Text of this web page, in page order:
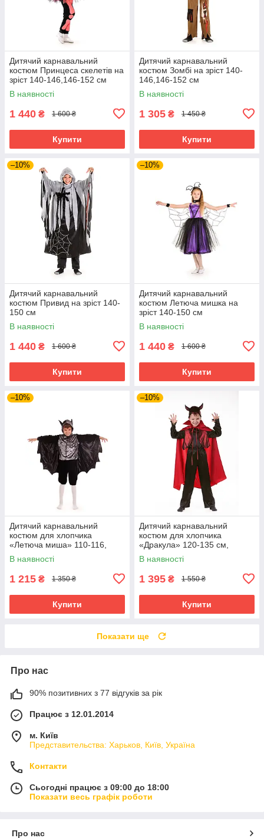
Дитячий карнавальний
костюм Принцеса скелетів на
зріст 140-146,146-152 см
В наявності
1 440 ₴ 1 600 ₴
Купити
Дитячий карнавальний
костюм Зомбі на зріст 140-
146,146-152 см
В наявності
1 305 ₴ 1 450 ₴
Купити
–10%
Дитячий карнавальний
костюм Привид на зріст 140-
150 см
В наявності
1 440 ₴ 1 600 ₴
Купити
–10%
Дитячий карнавальний
костюм Летюча мишка на
зріст 140-150 см
В наявності
1 440 ₴ 1 600 ₴
Купити
–10%
Дитячий карнавальний
костюм для хлопчика
«Летюча миша» 110-116,
116-122 см, чорний
В наявності
1 215 ₴ 1 350 ₴
Купити
–10%
Дитячий карнавальний
костюм для хлопчика
«Дракула» 120-135 см,
чорно-червоний
В наявності
1 395 ₴ 1 550 ₴
Купити
Показати ще
Про нас
90% позитивних з 77 відгуків за рік
Працює з 12.01.2014
м. Київ
Представительства: Харьков, Київ, Україна
Контакти
Сьогодні працює з 09:00 до 18:00
Показати весь графік роботи
Про нас